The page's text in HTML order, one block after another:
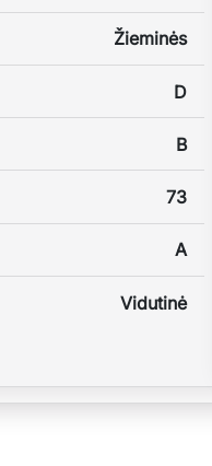
Žieminės
D
B
73
A
Vidutinė